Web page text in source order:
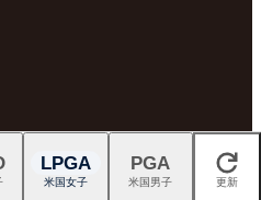
閉じる
LPGA
米国女子
PGA
米国男子 更新